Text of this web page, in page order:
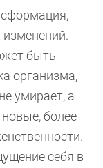
быть
организма,
умирает, а
более
себя в